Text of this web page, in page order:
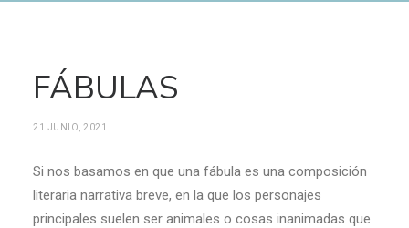
FÁBULAS
21 JUNIO, 2021
Si nos basamos en que una fábula es una composición
literaria narrativa breve, en la que los personajes
principales suelen ser animales o cosas inanimadas que